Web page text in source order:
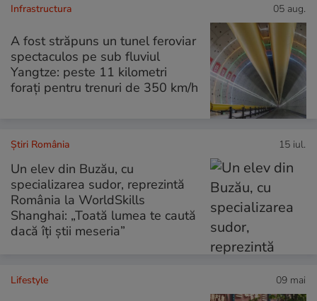
Infrastructura 05 aug.
A fost străpuns un tunel feroviar
spectaculos pe sub fluviul
Yangtze: peste 11 kilometri
forați pentru trenuri de 350 km/h
Știri România 15 iul.
Un elev din Buzău, cu
specializarea sudor, reprezintă
România la WorldSkills
Shanghai: „Toată lumea te caută
dacă îți știi meseria”
Lifestyle 09 mai